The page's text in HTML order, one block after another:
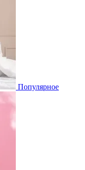
Популярное